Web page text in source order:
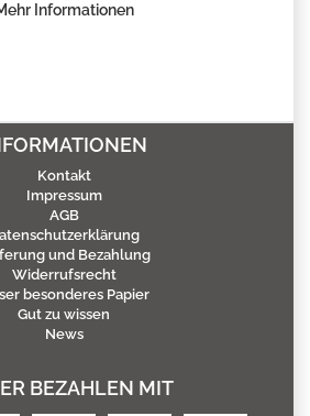
Informationen
Kontakt
Impressum
AGB
und Bezahlung
Widerrufsrecht
besonderes Papier
Gut zu wissen
News
BEZAHLEN MIT